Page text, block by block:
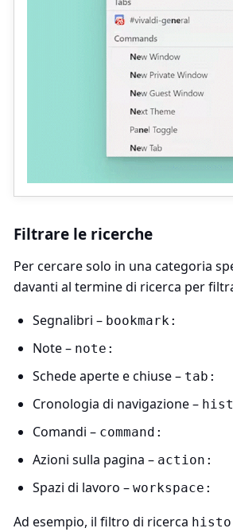
Filtrare le ricerche
Per cercare solo in una categoria
davanti al termine di ricerca per
Segnalibri – bookmark:
Note – note:
Schede aperte e chiuse – tab:
Cronologia di navigazione –
Comandi – command:
Azioni sulla pagina – action:
Spazi di lavoro – workspace:
Ad esempio, il filtro di ricerca